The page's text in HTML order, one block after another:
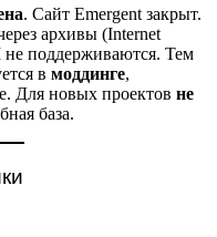
. Сайт Emergent закрыт.
архивы (Internet
поддерживаются. Тем
в моддинге,
Для новых проектов не
база.